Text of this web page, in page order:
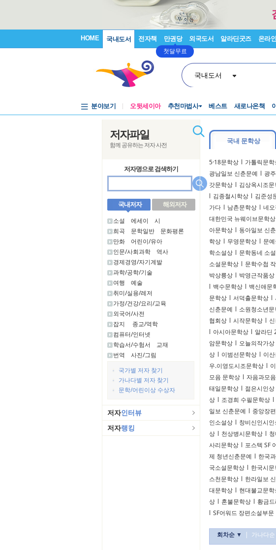
HOME 국내도서 전자책 만권당
첫달무료
외국도서 알라딘굿즈 온라
국내도서
분야보기 오뒷세이아 추천마법사 베스트 새로나온책
저자파일
함께 공유하는 저자 사전
저자명으로 검색하기
국내저자 해외저자
소설 에세이
시
희곡
문학일반
문화평론
만화
어린이/유아
인문/사회과학
역사
경제경영/자기계발
과학/공학/기술
여행
예술
취미/실용/레저
가정/건강/요리/교육
외국어/사전
잡지
종교/역학
컴퓨터/인터넷
학습서/수험서
교재
번역
사진/그림
국가별 저자 찾기
가나다별 저자 찾기
문학/어린이상 수상자
저자인터뷰
저자랭킹
국내 문학상
5·18문학상 l 가톨릭문학
광남일보 신춘문예 l 광
갓문학상 l 김상옥시조
l 김종철시학상 l 김준성
가다 l 남촌문학상 l 네
대한민국 뉴웨이브문학상
아문학상 l 동아일보 신
학상 l 무영문학상 l 문
학소설상 l 문학동네 소
소설문학상 l 문학수첩
박상륭상 l 박영근작품상
l 백수문학상 l 백신애문
문학상 l 서덕출문학상 l
신춘문예 l 소원청소년
협회상 l 시작문학상 l
l 아시아문학상 l 알라딘
암문학상 l 오늘의작가상
상 l 이범선문학상 l 이
우.이영도시조문학상 l
모음 문학상 l 자음과모
태일문학상 l 젊은시인상
상 l 조경희 수필문학상 l
일보 신춘문예 l 중앙장
인소설상 l 창비신인시인
상 l 천상병시문학상 l
사리문학상 l 포스텍 SF
제 청년신춘문예 l 한국
국소설문학상 l 한국시
스천문학상 l 한라일보
대문학상 l 현대불교문학
상 l 혼불문학상 l 황금
l SF어워드 장편소설부문
회차순 ▼ | 가나다순